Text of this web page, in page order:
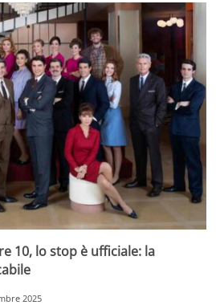
10, lo stop è ufficiale: la
2025